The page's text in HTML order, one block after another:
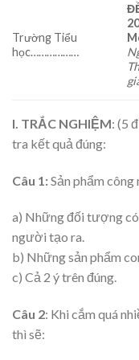
Trường Tiểu
học………………
I. TRẮC NGHIỆM: (5
tra kết quả đúng:
Câu 1:Sản phẩm công
a) Những đối tượng
người tạo ra.
b) Những sản phẩm
c) Cả 2 ý trên đúng.
Câu 2: Khi cắm quá
thì sẽ: